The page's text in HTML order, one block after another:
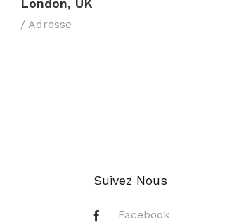
London, UK
/ Adresse
Suivez Nous
Facebook